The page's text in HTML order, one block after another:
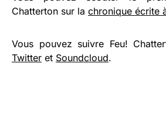
Chatterton sur la chronique écrite
Vous pouvez suivre Feu!
Twitter et Soundcloud.